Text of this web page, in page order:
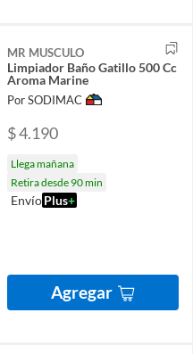
MR MUSCULO
Limpiador Baño Gatillo 500 Cc
Aroma Marine
Por SODIMAC
$ 4.190
Llega mañana
Retira desde 90 min
EnvíoPlus+
Agregar